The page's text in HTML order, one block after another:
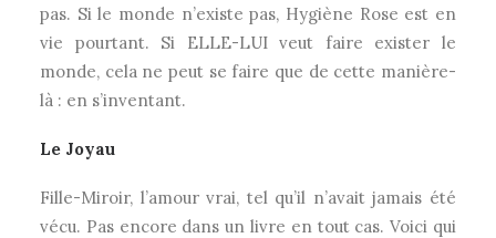
pas. Si le monde n’existe pas, Hygiène Rose est en
vie pourtant. Si ELLE-LUI veut faire exister le
monde, cela ne peut se faire que de cette manière-
là : en s’inventant.
Le Joyau
Fille-Miroir, l’amour vrai, tel qu’il n’avait jamais été
vécu. Pas encore dans un livre en tout cas. Voici qui